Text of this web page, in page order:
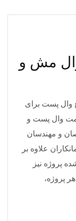
مش و
وال پست برای
وال پست و
و مهندسان
علاوه بر
پروژه نیز
پروژه،